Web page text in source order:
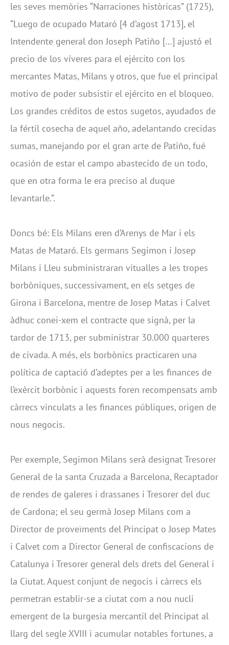
les seves memòries “Narraciones històricas” (1725),
“Luego de ocupado Mataró [4 d’agost 1713], el
Intendente general don Joseph Patiño […] ajustó el
precio de los víveres para el ejército con los
mercantes Matas, Milans y otros, que fue el principal
motivo de poder subsistir el ejército en el bloqueo.
Los grandes créditos de estos sugetos, ayudados de
la fértil cosecha de aquel año, adelantando crecidas
sumas, manejando por el gran arte de Patiño, fué
ocasión de estar el campo abastecido de un todo,
que en otra forma le era preciso al duque
levantarle.”.
Doncs bé: Els Milans eren d’Arenys de Mar i els
Matas de Mataró. Els germans Segimon i Josep
Milans i Lleu subministraran vitualles a les tropes
borbòniques, successivament, en els setges de
Girona i Barcelona, mentre de Josep Matas i Calvet
àdhuc conei-xem el contracte que signà, per la
tardor de 1713, per subministrar 30.000 quarteres
de civada. A més, els borbònics practicaren una
política de captació d’adeptes per a les finances de
l’exèrcit borbònic i aquests foren recompensats amb
càrrecs vinculats a les finances públiques, origen de
nous negocis.
Per exemple, Segimon Milans serà designat Tresorer
General de la santa Cruzada a Barcelona, Recaptador
de rendes de galeres i drassanes i Tresorer del duc
de Cardona; el seu germà Josep Milans com a
Director de proveïments del Principat o Josep Mates
i Calvet com a Director General de confiscacions de
Catalunya i Tresorer general dels drets del General i
la Ciutat. Aquest conjunt de negocis i càrrecs els
permetran establir-se a ciutat com a nou nucli
emergent de la burgesia mercantil del Principat al
llarg del segle XVIII i acumular notables fortunes, a